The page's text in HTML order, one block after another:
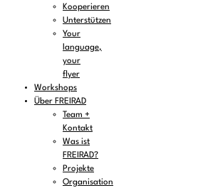
Kooperieren
Unterstützen
Your
language,
your
flyer
Workshops
Über FREIRAD
Team +
Kontakt
Was ist
FREIRAD?
Projekte
Organisation